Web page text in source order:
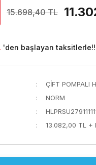
15.698,40 TL
'den başlayan taksitlerle!!
ÇİFT POMPALI
NORM
13.082,00 TL +